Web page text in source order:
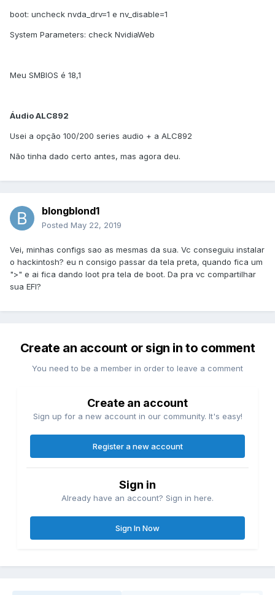
boot: uncheck nvda_drv=1 e nv_disable=1
System Parameters: check NvidiaWeb
Meu SMBIOS é 18,1
Áudio ALC892
Usei a opção 100/200 series audio + a ALC892
Não tinha dado certo antes, mas agora deu.
blongblond1
Posted May 22, 2019
Vei, minhas configs sao as mesmas da sua. Vc conseguiu instalar
o hackintosh? eu n consigo passar da tela preta, quando fica um
">" e ai fica dando loot pra tela de boot. Da pra vc compartilhar
sua EFI?
Create an account or sign in to comment
You need to be a member in order to leave a comment
Create an account
Sign up for a new account in our community. It's easy!
Register a new account
Sign in
Already have an account? Sign in here.
Sign In Now